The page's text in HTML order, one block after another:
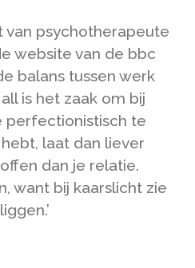
van psychotherapeute
website van de bbc
balans tussen werk
is het zaak om bij
perfectionistisch te
hebt, laat dan liever
dan je relatie.
want bij kaarslicht zie